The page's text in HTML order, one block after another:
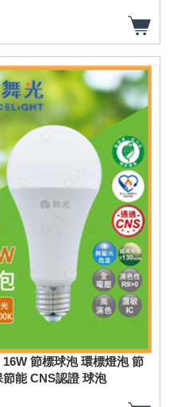
節標球泡 環標燈泡 節
能 CNS認證 球泡